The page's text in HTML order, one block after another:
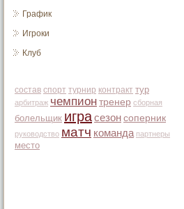
График
Игроки
Клуб
состав спорт турнир контракт тур
арбитраж чемпион тренер сборная
болельщик играсезон соперник
руководство матч команда партнеры
место